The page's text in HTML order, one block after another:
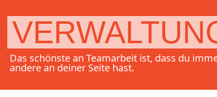
Das schönste an Teamarbeit ist, dass du
andere an deiner Seite hast.